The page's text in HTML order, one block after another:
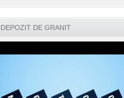
DEPOZIT DE GRANIT